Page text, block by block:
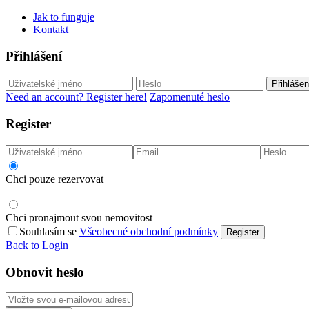
Jak to funguje
Kontakt
Přihlášení
Need an account? Register here! Zapomenuté heslo
Register
Chci pouze rezervovat
Chci pronajmout svou nemovitost
Souhlasím se Všeobecné obchodní podmínky Register
Back to Login
Obnovit heslo